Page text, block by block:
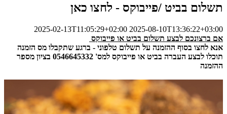
תשלום בביט /פייבוקס - לחצו כאן
2025-02-13T11:05:29+02:00 2025-08-10T13:36:22+03:00
אם ברצונכם לבצע תשלום בביט או פייבוקס
אנא לחצו בסוף ההזמנה על תשלום טלפוני - ברגע שתקבלו מס הזמנה
תוכלו לבצע העברה בביט או פייבוקס למס' 0546645332 בציון מספר
ההזמנה